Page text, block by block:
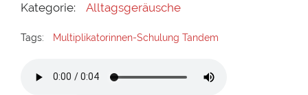
Kategorie: Alltagsgeräusche
Tags: Multiplikatorinnen-Schulung Tandem